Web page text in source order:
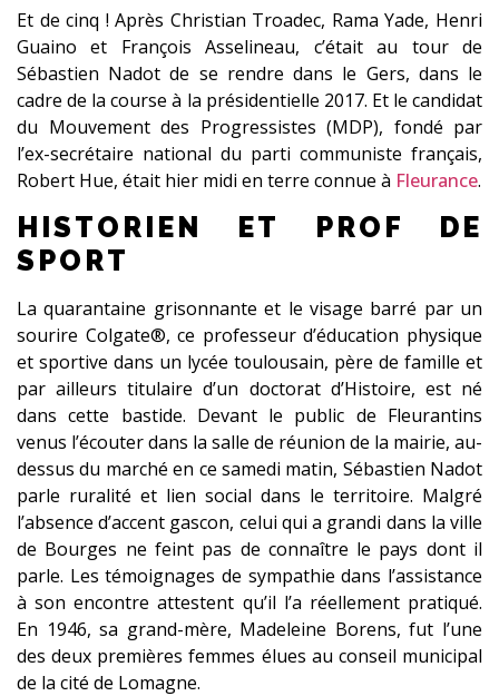
Et de cinq ! Après Christian Troadec, Rama Yade, Henri
Guaino et François Asselineau, c’était au tour de
Sébastien Nadot de se rendre dans le Gers, dans le
cadre de la course à la présidentielle 2017. Et le candidat
du Mouvement des Progressistes (MDP), fondé par
l’ex-secrétaire national du parti communiste français,
Robert Hue, était hier midi en terre connue à Fleurance.
HISTORIEN ET PROF DE
SPORT
La quarantaine grisonnante et le visage barré par un
sourire Colgate®, ce professeur d’éducation physique
et sportive dans un lycée toulousain, père de famille et
par ailleurs titulaire d’un doctorat d’Histoire, est né
dans cette bastide. Devant le public de Fleurantins
venus l’écouter dans la salle de réunion de la mairie, au-
dessus du marché en ce samedi matin, Sébastien Nadot
parle ruralité et lien social dans le territoire. Malgré
l’absence d’accent gascon, celui qui a grandi dans la ville
de Bourges ne feint pas de connaître le pays dont il
parle. Les témoignages de sympathie dans l’assistance
à son encontre attestent qu’il l’a réellement pratiqué.
En 1946, sa grand-mère, Madeleine Borens, fut l’une
des deux premières femmes élues au conseil municipal
de la cité de Lomagne.